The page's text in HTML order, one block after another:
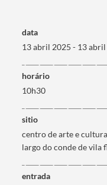
data
13 abril 2025 - 13
horário
10h30
sitio
centro de arte e
largo do conde de vila
entrada